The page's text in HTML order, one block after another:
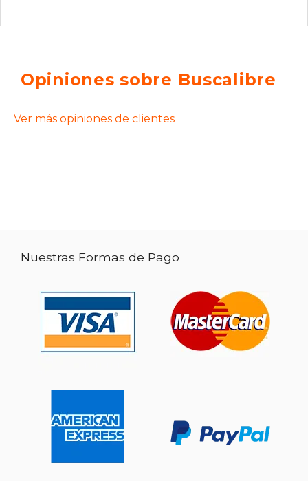
Opiniones sobre Buscalibre
Ver más opiniones de clientes
Nuestras Formas de Pago